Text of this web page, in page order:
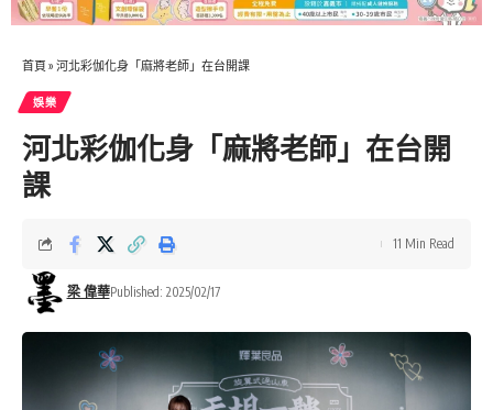
首頁 » 河北彩伽化身「麻將老師」在台開課
娛樂
河北彩伽化身「麻將老師」在台開
課
梁 偉華Published: 2025/02/17
11 Min Read